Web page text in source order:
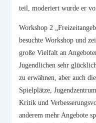
teil, moderiert wurde er
Workshop 2
besuchte Workshop und
große Vielfalt an
Jugendlichen sehr
zu erwähnen, aber auch
Spielplätze,
Kritik und
anderem mehr Angebote